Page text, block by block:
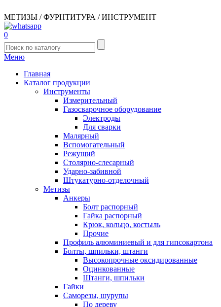
МЕТИЗЫ / ФУРНТИТУРА / ИНСТРУМЕНТ
0
Меню
Главная
Каталог продукции
Инструменты
Измерительный
Газосварочное оборудование
Электроды
Для сварки
Малярный
Вспомогательный
Режущий
Столярно-слесарный
Ударно-забивной
Штукатурно-отделочный
Метизы
Анкеры
Болт распорный
Гайка распорный
Крюк, кольцо, костыль
Прочие
Профиль алюминиевый и для гипсокартона
Болты, шпильки, штанги
Высокопрочные оксидированные
Оцинкованные
Штанги, шпильки
Гайки
Саморезы, шурупы
По дереву